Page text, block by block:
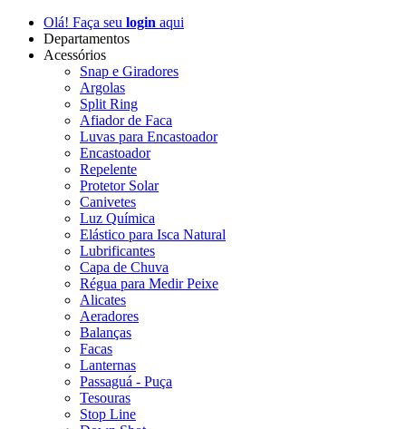
Olá! Faça seu login aqui
Departamentos
Acessórios
Snap e Giradores
Argolas
Split Ring
Afiador de Faca
Luvas para Encastoador
Encastoador
Repelente
Protetor Solar
Canivetes
Luz Química
Elástico para Isca Natural
Lubrificantes
Capa de Chuva
Régua para Medir Peixe
Alicates
Aeradores
Balanças
Facas
Lanternas
Passaguá - Puça
Tesouras
Stop Line